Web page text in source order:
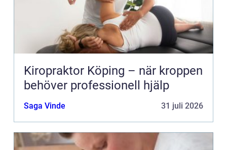
Kiropraktor Köping – när kroppen
behöver professionell hjälp
Saga Vinde 31 juli 2026